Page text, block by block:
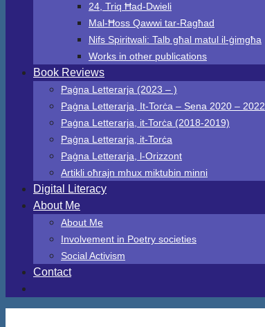
24, Triq Ħad-Dwieli
Mal-Ħoss Qawwi tar-Ragħad
Nifs Spiritwali: Talb għal matul il-ġimgħa
Works in other publications
Book Reviews
Paġna Letterarja (2023 – )
Paġna Letterarja, It-Torċa – Sena 2020 – 2022
Paġna Letterarja, it-Torċa (2018-2019)
Paġna Letterarja, it-Torċa
Paġna Letterarja, l-Orizzont
Artikli oħrajn mhux miktubin minni
Digital Literacy
About Me
About Me
Involvement in Poetry societies
Social Activism
Contact